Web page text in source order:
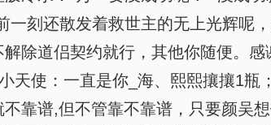
刻还散发着救世主的无上光辉呢
除道侣契约就行，其他你随便。
天使：一直是你_海、熙熙攘攘1
靠谱,但不管靠不靠谱，只要颜吴